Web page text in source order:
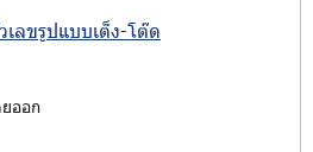
เลขรูปแบบเต็ง-โต๊ด
ออก